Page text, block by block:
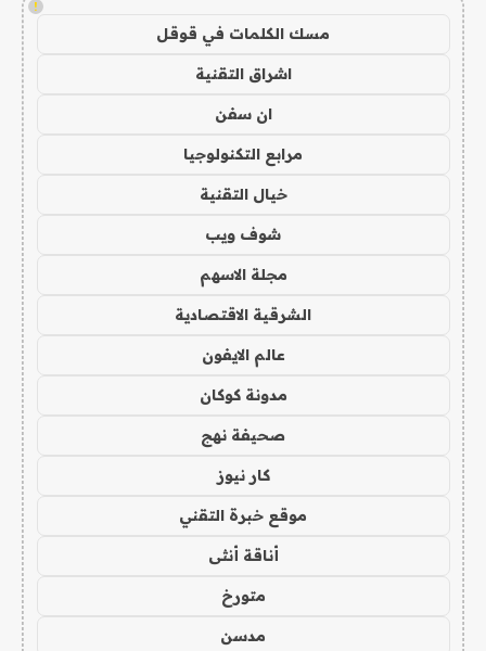
!
مسك الكلمات في قوقل
اشراق التقنية
ان سفن
مرابع التكنولوجيا
خيال التقنية
شوف ويب
مجلة الاسهم
الشرقية الاقتصادية
عالم الايفون
مدونة كوكان
صحيفة نهج
كار نيوز
موقع خبرة التقني
أناقة أنثى
متورخ
مدسن